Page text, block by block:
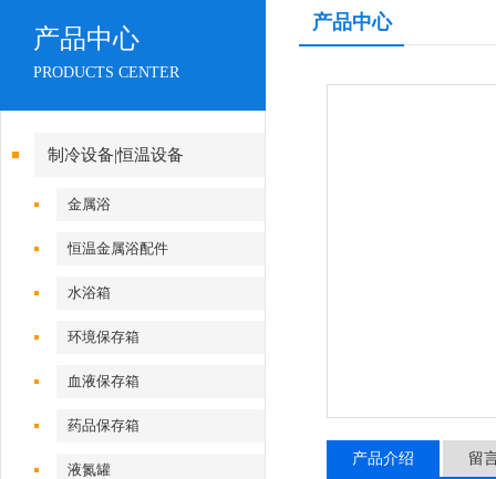
产品中心
PRODUCTS CENTER
制冷设备|恒温设备
金属浴
恒温金属浴配件
水浴箱
环境保存箱
血液保存箱
药品保存箱
液氮罐
产品中心
产品介绍 留